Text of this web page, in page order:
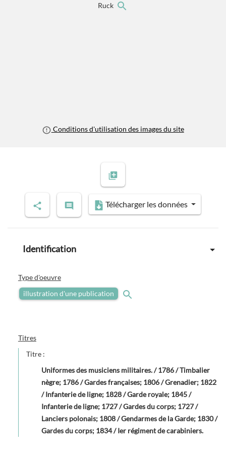
Ruck
Conditions d'utilisation des images du site
Télécharger les données
Identification
Type d'oeuvre
illustration d'une publication
Titres
Titre :
Uniformes des musiciens militaires. / 1786 / Timbalier
nègre; 1786 / Gardes françaises; 1806 / Grenadier; 1822
/ Infanterie de ligne; 1828 / Garde royale; 1845 /
Infanterie de ligne; 1727 / Gardes du corps; 1727 /
Lanciers polonais; 1808 / Gendarmes de la Garde; 1830 /
Gardes du corps; 1834 / Ier régiment de carabiniers.